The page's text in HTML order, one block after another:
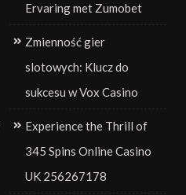
Ervaring met Zumobet
Zmienność gier
slotowych: Klucz do
sukcesu w Vox Casino
Experience the Thrill of
345 Spins Online Casino
UK 256267178